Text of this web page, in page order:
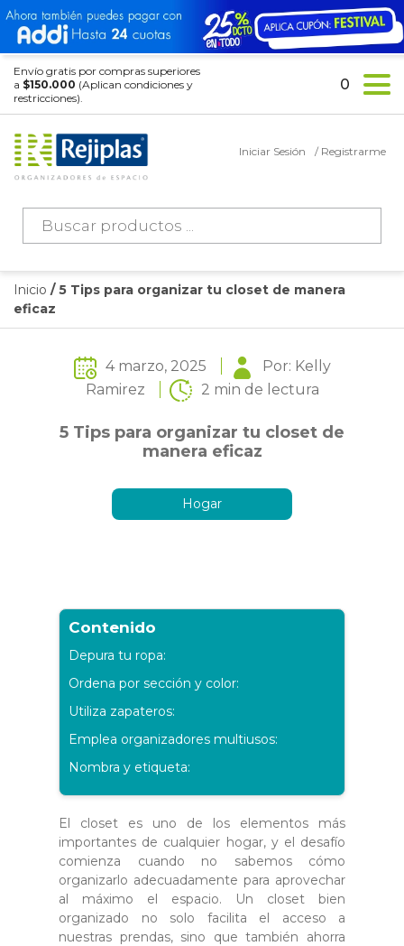
Envío gratis por compras superiores
a $150.000 (Aplican condiciones y
restricciones).
Búsqueda
productos
Iniciar Sesión / Registrarme
0
Inicio / 5 Tips para organizar tu closet de manera
eficaz
4 marzo, 2025
Por: Kelly
Ramirez
2 min de lectura
5 Tips para organizar tu closet de
manera eficaz
Hogar
Contenido
Depura tu ropa:
Ordena por sección y color:
Utiliza zapateros:
Emplea organizadores multiusos:
Nombra y etiqueta:
El closet es uno de los elementos más
importantes de cualquier hogar, y el desafío
comienza cuando no sabemos cómo
organizarlo adecuadamente para aprovechar
al máximo el espacio. Un closet bien
organizado no solo facilita el acceso a
nuestras prendas, sino que también ahorra